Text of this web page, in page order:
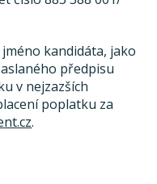
kandidáta, jako
předpisu
v nejzazších
poplatku za
.